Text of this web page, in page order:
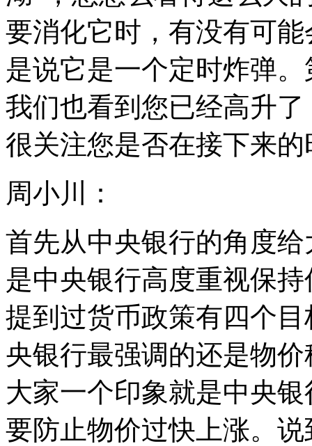
要消化它时，有没有可
是说它是一个定时炸弹
我们也看到您已经高升
很关注您是否在接下来
周小川：
首先从中央银行的角度
是中央银行高度重视保
提到过货币政策有四个
央银行最强调的还是物
大家一个印象就是中央
要防止物价过快上涨。